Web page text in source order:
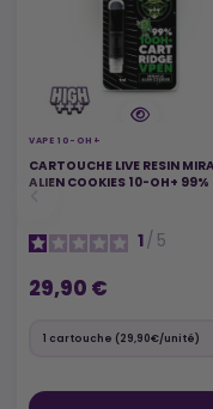
VAPE 10-OH+
CARTOUCHE LIVE RESIN
ALIEN COOKIES 10-OH+ 99%
1/ 5
29,90 €